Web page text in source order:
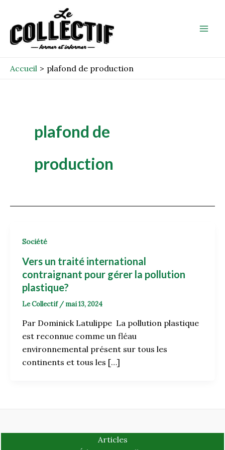
contenu
Accueil plafond de production
plafond de
production
Société
Vers un traité international
contraignant pour gérer la pollution
plastique?
Le Collectif / mai 13, 2024
Par Dominick Latulippe La pollution plastique
est reconnue comme un fléau
environnemental présent sur tous les
continents et tous les […]
Articles